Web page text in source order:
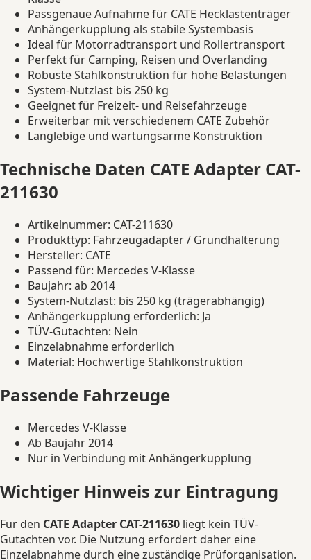
Passgenaue Aufnahme für CATE Hecklastenträger
Anhängerkupplung als stabile Systembasis
Ideal für Motorradtransport und Rollertransport
Perfekt für Camping, Reisen und Overlanding
Robuste Stahlkonstruktion für hohe Belastungen
System-Nutzlast bis 250 kg
Geeignet für Freizeit- und Reisefahrzeuge
Erweiterbar mit verschiedenem CATE Zubehör
Langlebige und wartungsarme Konstruktion
Technische Daten CATE Adapter CAT-
211630
Artikelnummer: CAT-211630
Produkttyp: Fahrzeugadapter / Grundhalterung
Hersteller: CATE
Passend für: Mercedes V-Klasse
Baujahr: ab 2014
System-Nutzlast: bis 250 kg (trägerabhängig)
Anhängerkupplung erforderlich: Ja
TÜV-Gutachten: Nein
Einzelabnahme erforderlich
Material: Hochwertige Stahlkonstruktion
Passende Fahrzeuge
Mercedes V-Klasse
Ab Baujahr 2014
Nur in Verbindung mit Anhängerkupplung
Wichtiger Hinweis zur Eintragung
Für den CATE Adapter CAT-211630 liegt kein TÜV-
Gutachten vor. Die Nutzung erfordert daher eine
Einzelabnahme durch eine zuständige Prüforganisation.